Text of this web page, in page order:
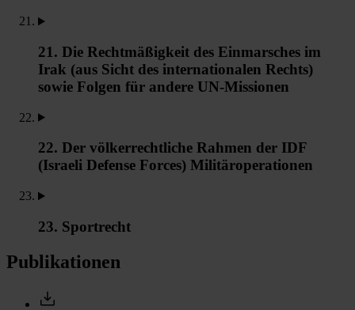
21. Die Rechtmäßigkeit des Einmarsches im
Irak (aus Sicht des internationalen Rechts)
sowie Folgen für andere UN-Missionen
22. Der völkerrechtliche Rahmen der IDF
(Israeli Defense Forces) Militäroperationen
23. Sportrecht
Publikationen